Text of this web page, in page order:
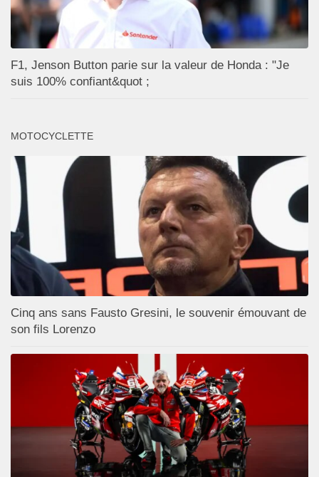
F1, Jenson Button parie sur la valeur de Honda : "Je
suis 100% confiant&quot ;
MOTOCYCLETTE
Cinq ans sans Fausto Gresini, le souvenir émouvant de
son fils Lorenzo